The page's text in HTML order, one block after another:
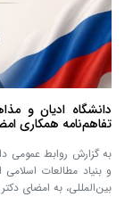
دانشگاه ادیان و
تفاهم‌نامه همکاری
به گزارش روابط عمومی
و بنیاد مطالعات
بین‌المللی، به امضای